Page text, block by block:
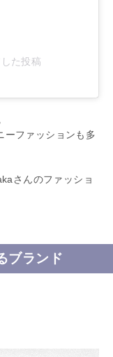
た投稿
ーファッションも多
さんのファッショ
ブランド